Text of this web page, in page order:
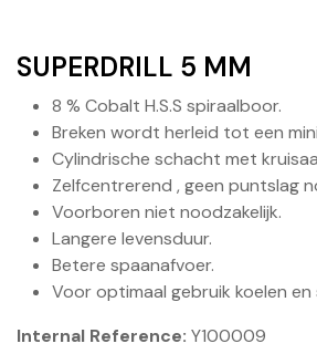
SUPERDRILL 5 MM
8 % Cobalt H.S.S spiraalboor.
Breken wordt herleid tot een
Cylindrische schacht met
Zelfcentrerend , geen puntslag
Voorboren niet noodzakelijk.
Langere levensduur.
Betere spaanafvoer.
Voor optimaal gebruik koelen en
Internal Reference: Y100009